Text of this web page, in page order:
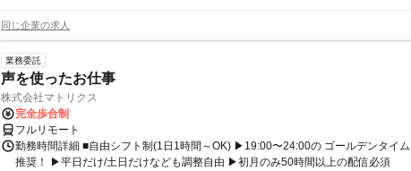
同じ企業の求人
業務委託
声を使ったお仕事
株式会社マトリクス
完全歩合制
フルリモート
勤務時間詳細 ■自由シフト制(1日1時間～OK) ▶19:00〜24:00の ゴールデンタイム
推奨！ ▶平日だけ/土日だけなども調整自由 ▶初月のみ50時間以上の配信必須